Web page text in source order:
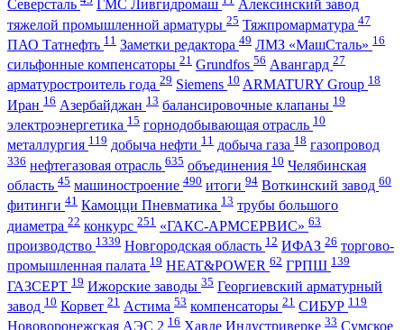
Северсталь ГМС Ливгидромаш
Алексинский завод
тяжелой промышленной арматуры 25 Тяжпромарматура 47
ПАО Татнефть 11 Заметки редактора 49 ЛМЗ «МашСталь» 16
сильфонные компенсаторы 21 Grundfos 56 Авангард 27
арматуростроитель года 29 Siemens 10 ARMATURY Group 18
Иран 16 Азербайджан 13 балансировочные клапаны 19
электроэнергетика 15 горнодобывающая отрасль 10
металлургия 119 добыча нефти 11 добыча газа 18 газопровод
336 нефтегазовая отрасль 635 объединения 10 Челябинская
область 45 машиностроение 490 итоги 94 Воткинский завод 60
фитинги 41 Камоцци Пневматика 13 трубы большого
диаметра 22 конкурс 251 «ГАКС-АРМСЕРВИС» 63
производство 1339 Новгородская область 12 ИФАЗ 26 торгово-
промышленная палата 19 HEAT&POWER 62 ГРПШ 139
ГАЗСЕРТ 19 Ижорские заводы 35 Георгиевский арматурный
завод 10 Корвет 21 Астима 53 компенсаторы 21 СИБУР 119
Нововоронежская АЭС 2 16 Хавле Индустриверке 33 Сумское